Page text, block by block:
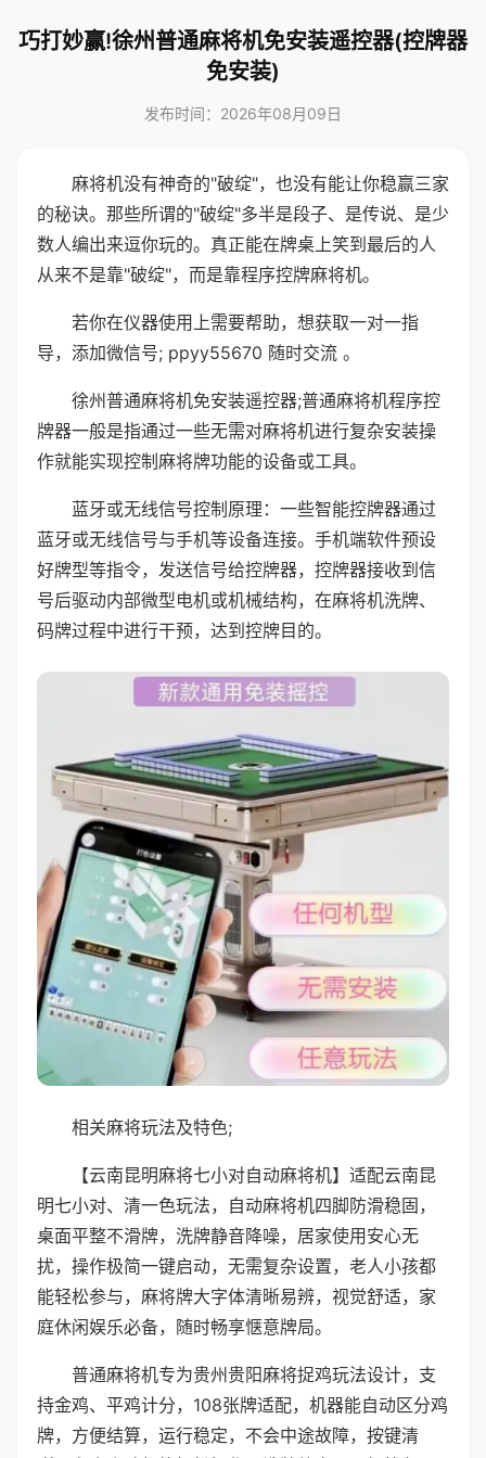
巧打妙赢!徐州普通麻将机免安装遥控器(控牌器
免安装)
发布时间：2026年08月09日
麻将机没有神奇的"破绽"，也没有能让你稳赢三家
的秘诀。那些所谓的"破绽"多半是段子、是传说、是少
数人编出来逗你玩的。真正能在牌桌上笑到最后的人
从来不是靠"破绽"，而是靠程序控牌麻将机。
若你在仪器使用上需要帮助，想获取一对一指
导，添加微信号; ppyy55670 随时交流 。
徐州普通麻将机免安装遥控器;普通麻将机程序控
牌器一般是指通过一些无需对麻将机进行复杂安装操
作就能实现控制麻将牌功能的设备或工具。
蓝牙或无线信号控制原理：一些智能控牌器通过
蓝牙或无线信号与手机等设备连接。手机端软件预设
好牌型等指令，发送信号给控牌器，控牌器接收到信
号后驱动内部微型电机或机械结构，在麻将机洗牌、
码牌过程中进行干预，达到控牌目的。
相关麻将玩法及特色;
【云南昆明麻将七小对自动麻将机】适配云南昆
明七小对、清一色玩法，自动麻将机四脚防滑稳固，
桌面平整不滑牌，洗牌静音降噪，居家使用安心无
扰，操作极简一键启动，无需复杂设置，老人小孩都
能轻松参与，麻将牌大字体清晰易辨，视觉舒适，家
庭休闲娱乐必备，随时畅享惬意牌局。
普通麻将机专为贵州贵阳麻将捉鸡玩法设计，支
持金鸡、平鸡计分，108张牌适配，机器能自动区分鸡
牌，方便结算，运行稳定，不会中途故障，按键清